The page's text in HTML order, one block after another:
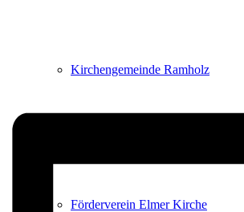
Kirchengemeinde Ramholz
Förderverein Elmer Kirche